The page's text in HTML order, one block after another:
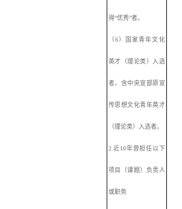
得“优秀”者。
（6）国家青年文化
英才（理论类）入选
者，含中央宣部原宣
传思想文化青年英才
（理论类）入选者。
2.近10年曾担任以下
项目（课题）负责人
或职务